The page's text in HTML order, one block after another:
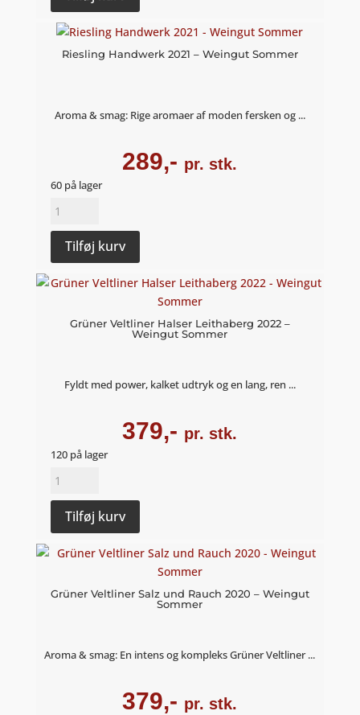
-
Weingut
Sommer
Riesling Handwerk 2021 – Weingut Sommer
Aroma & smag: Rige aromaer af moden fersken og ...
289,- pr. stk.
60 på lager
Riesling
2021
-
Weingut
antal
Tilføj kurv
Grüner Veltliner Halser Leithaberg 2022 –
Weingut Sommer
Fyldt med power, kalket udtryk og en lang, ren ...
379,- pr. stk.
120 på lager
Grüner
Halser
Leithaberg
2022
Weingut
Tilføj kurv
Grüner Veltliner Salz und Rauch 2020 – Weingut
Sommer
Aroma & smag: En intens og kompleks Grüner Veltliner ...
379,- pr. stk.